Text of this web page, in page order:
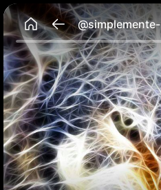
@simplemente-